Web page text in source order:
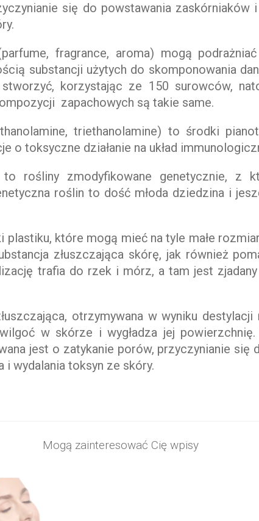
się do powstawania zaskórniaków
fragrance, aroma) mogą
substancji użytych do skomponowania
korzystając ze 150 surowców,
zapachowych są takie same.
triethanolamine) to środki
o toksyczne działanie na układ
to rośliny zmodyfikowane genetycznie, z
roślin to dość młoda dziedzina i
które mogą mieć na tyle małe
złuszczająca skórę, jak również
trafia do rzek i mórz, a tam jest
otrzymywana w wyniku
w skórze i wygładza jej
jest o zatykanie porów, przyczynianie
wydalania toksyn ze skóry.
Mogą zainteresować Cię wpisy